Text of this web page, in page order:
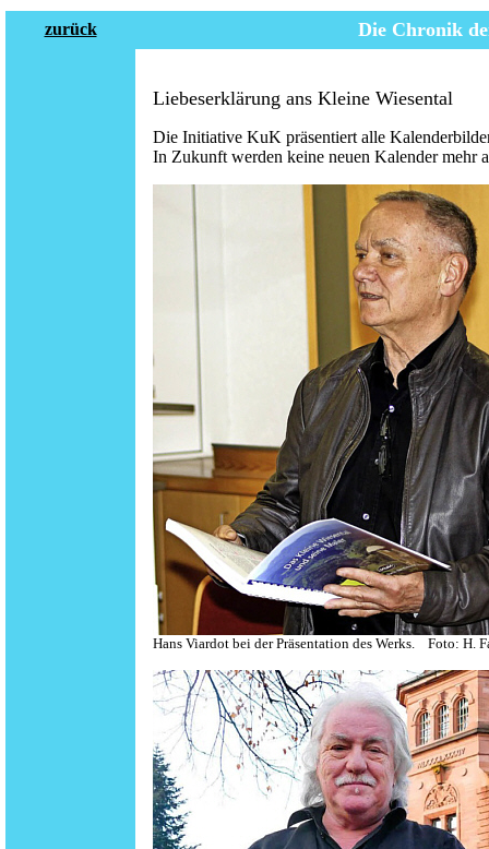
zurück Die Chronik
Liebeserklärung ans Kleine Wiesental
Die Initiative KuK präsentiert alle
In Zukunft werden keine neuen Kalender mehr
Hans Viardot bei der Präsentation des Werks. Foto: H.